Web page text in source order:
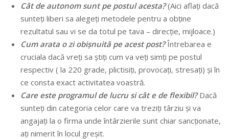
Cât de autonom sunt pe postul acesta? (Aici aflați dacă
sunteți liberi sa alegeți metodele pentru a obține
rezultatul sau vi se da totul pe tava – direcție, mijloace.)
Cum arata o zi obișnuită pe acest post? Întrebarea e
cruciala dacă vreți sa știți cum va veți simți pe postul
respectiv ( la 220 grade, plictisiți, provocați, stresați) și în
ce consta exact activitatea voastră.
Care este programul de lucru si cât e de flexibil? Dacă
sunteți din categoria celor care va treziți târziu și va
angajați la o firma unde întârzierile sunt chiar sancționate,
ați nimerit în locul greșit.